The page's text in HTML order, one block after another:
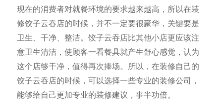
现在的消费者对就餐环境的要求越来越高，所以在装
修饺子云吞店的时候，并不一定要很豪华，关键要是
卫生、干净、整洁。饺子云吞店比其他小店更应该注
意卫生清洁，使顾客一看餐具就产生舒心感觉，认为
这个店够干净，值得再次捧场。所以，在装修自己的
饺子云吞店的时候，可以选择一些专业的装修公司，
能够给自己更加专业的装修建议，事半功倍。